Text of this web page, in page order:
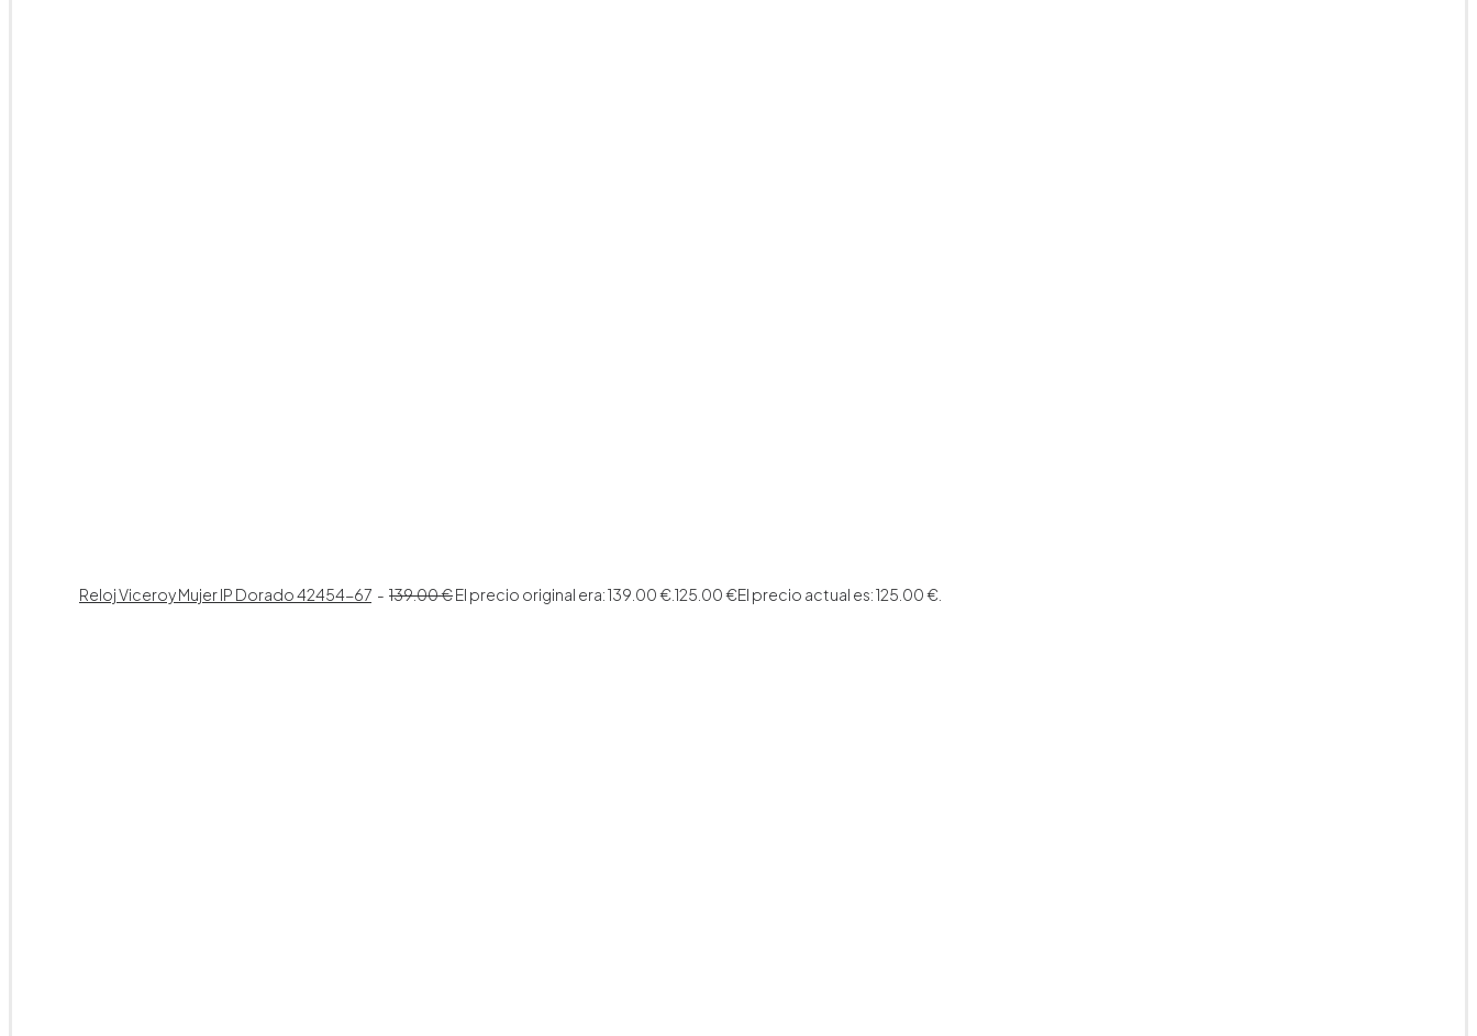
Reloj Viceroy Mujer IP Dorado 42454-67 139.00€El precio original era: 139.00 €.125.00€El precio actual es: 125.00 €.